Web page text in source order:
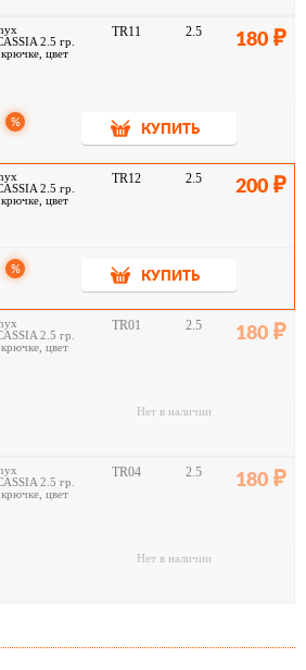
2.5 гр.
цвет
TR11 2.5 180
%
КУПИТЬ
2.5 гр.
цвет
TR12 2.5 200
%
КУПИТЬ
2.5 гр.
цвет
TR01 2.5 180
Нет в наличии
2.5 гр.
цвет
TR04 2.5 180
Нет в наличии